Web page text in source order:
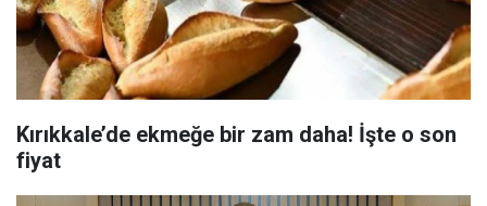
Kırıkkale’de ekmeğe bir zam daha! İşte o son
fiyat